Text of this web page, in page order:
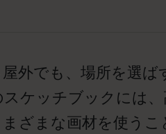
外でも、場所を選
ケッチブックには
ざまな画材を使うこ